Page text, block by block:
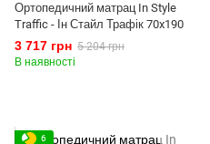
Ортопедичний матрац In Style
Traffic - Ін Стайл Трафік 70x190
3 717 грн 5 204 грн
В наявності
6